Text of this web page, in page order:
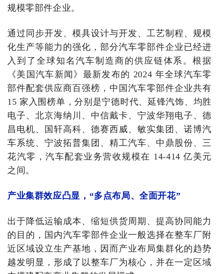
规模零部件企业。
通过同步开发、模具设计与开发、工艺制程、规模
化生产等能力的强化，部分汽车零部件企业已经进
入到了全球知名汽车制造商的供应链体系。根据
《美国汽车新闻》最新发布的 2024 年全球汽车零
部件配套供应商百强榜，中国汽车零部件企业共有
15 家入围榜单，分别是宁德时代、延锋汽饰、均胜
电子、北京海纳川、中信戴卡、宁波华翔电子、德
昌电机、国轩高科、德赛西威、敏实集团、诺博汽
车系统、宁波拓普集团、精工汽车、中鼎股份、三
花汽零，汽车配套业务营收规模在 14-414 亿美元
之间。
产业集群效应凸显，“多点布局、全面开花”
出于降低运输成本、缩短供货周期、提高协同能力
的目的，国内汽车零部件企业一般选择在整车厂附
近区域设立生产基地，因而产业布局集群化的趋势
越发明显，形成了以整车厂为核心，并在一定区域